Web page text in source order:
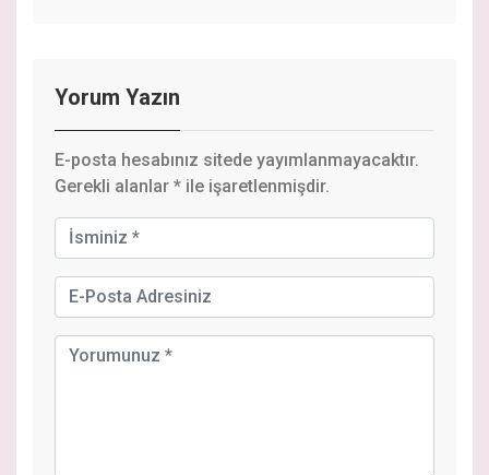
Yorum Yazın
E-posta hesabınız sitede yayımlanmayacaktır.
Gerekli alanlar * ile işaretlenmişdir.